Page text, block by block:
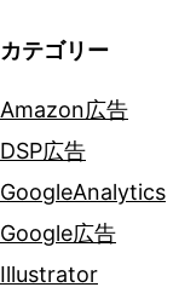
カテゴリー
Amazon広告
DSP広告
GoogleAnalytics
Google広告
Illustrator